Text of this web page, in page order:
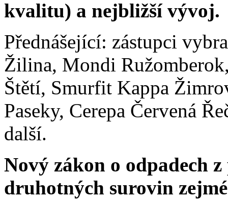
kvalitu) a nejbližší vývoj.
Přednášející: zástupci
Žilina, Mondi
Štětí, Smurfit Kappa
Paseky, Cerepa Červená
další.
Nový zákon o odpadech
druhotných surovin